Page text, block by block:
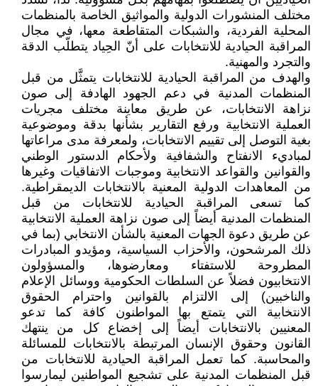
مختلف المنشورات الدولية والمواثيق الخاصة بالمنظمات
المحلية الفردية، والشبكات المتقاطعة معها، في مجال
المراقبة الحيادية للانتخابات على أنّ الحِياد يتطلّب الدقة
والتجرد والمهنية.
والهدف من المراقبة الحيادية للانتخابات يتمثَّل من قبل
المنظمات المدنية في دعم الجهود الهادفة إلى صون
نزاهة الانتخابات، عن طريق معاينة مختلف مجريات
العملية الانتخابية ورفع التقارير بشأنها بدقة وموضوعية
بغية التوصل إلى تقييم الانتخابات، ولمعرفة مدى مراعاتها
لمباديء الانفتاح والشفافية ولأحكام الدستور الوطني
والقوانين والقواعد الانتخابية وموجبات الاتفاقيات وغيرها
من المعاهدات الدولية المعنية بالانتخابات الديمقراطية.
كما تسعى المراقبة الحيادية للانتخابات من قبل
المنظمات المدنية أيضاً إلى صون نزاهة العملية الانتخابية
عن طريق دعوة الجهات المعنية بالشأن الانتخابي (بما في
ذلك المرشحون، والأحزاب السياسية، ومؤيدو المبادرات
المطروحة للاستفتاء ومعارضوها، والمسؤولون
الانتخابيون فضلاً عن السلطات الحكومية ووسائل الإعلام
والناخبين) إلى الالتزام بالقوانين واحترام الحقوق
الانتخابية التي يتمتع بها المواطنون كافة كما تدعو
المعنيين بالانتخابات أيضاً إلى إخضاع كل من ينتهك
القانون وحقوق الإنسان المرتبطة بالانتخابات للمسائلة
والمحاسبة. كما تعمل المراقبة الحيادية للانتخابات من
قبل المنظمات المدنية على تشجيع المواطنين ليمارسوا